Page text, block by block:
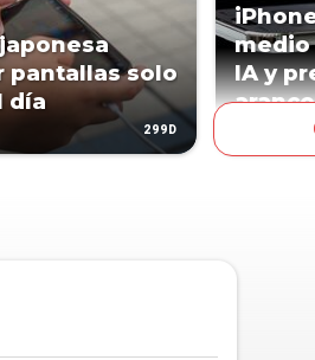
pantallas solo
día
299D
medio
IA y